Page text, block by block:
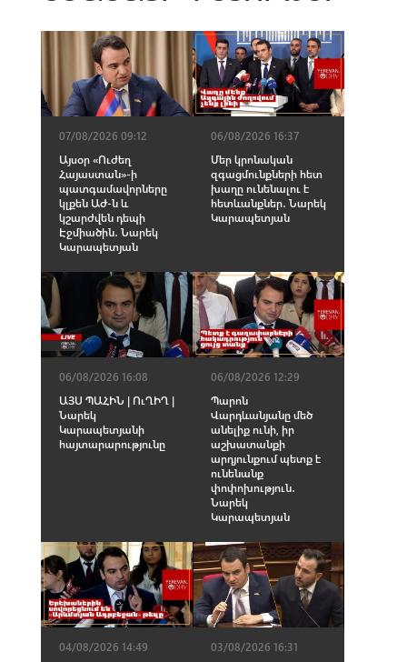
07/08/2026 09:12
Այսօր «Ուժեղ
Հայաստան»-ի
պատգամավորները
կլքեն ԱԺ-ն և
կշարժվեն դեպի
Էջմիածին․ Նարեկ
Կարապետյան
06/08/2026 16:37
Մեր կրոնական
զգացմունքների հետ
խաղը ունենալու է
հետևանքներ․ Նարեկ
Կարապետյան
06/08/2026 16:08
ԱՅՍ ՊԱՀԻՆ | ՈւՂԻՂ |
Նարեկ
Կարապետյանի
հայտարարությունը
06/08/2026 12:29
Պարոն
Վարդևանյանը մեծ
անելիք ունի, իր
աշխատանքի
արդյունքում պետք է
ունենանք
փոփոխություն․
Նարեկ
Կարապետյան
04/08/2026 14:49
03/08/2026 16:31